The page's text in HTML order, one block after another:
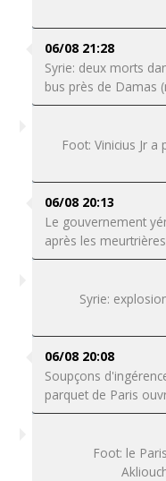
06/08 21:28
Syrie: deux morts
bus près de Damas
Foot: Vinicius Jr
06/08 20:13
Le gouvernement
après les
Syrie:
06/08 20:08
Soupçons
parquet de Paris
Foot: le